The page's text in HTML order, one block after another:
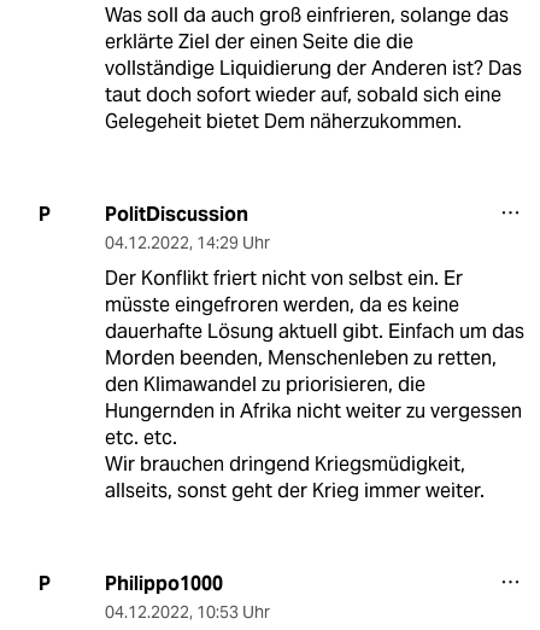
Was soll da auch groß einfrieren, solange das
erklärte Ziel der einen Seite die die
vollständige Liquidierung der Anderen ist? Das
taut doch sofort wieder auf, sobald sich eine
Gelegeheit bietet Dem näherzukommen.
P PolitDiscussion
04.12.2022, 14:29 Uhr
Der Konflikt friert nicht von selbst ein. Er
müsste eingefroren werden, da es keine
dauerhafte Lösung aktuell gibt. Einfach um das
Morden beenden, Menschenleben zu retten,
den Klimawandel zu priorisieren, die
Hungernden in Afrika nicht weiter zu vergessen
etc. etc.
Wir brauchen dringend Kriegsmüdigkeit,
allseits, sonst geht der Krieg immer weiter.
P Philippo1000
04.12.2022, 10:53 Uhr